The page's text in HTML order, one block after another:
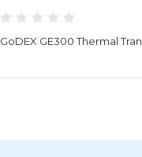
GoDEX GE300 Thermal